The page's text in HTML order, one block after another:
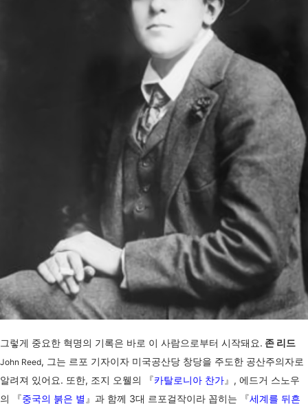
그렇게 중요한 혁명의 기록은 바로 이 사람으로부터 시작돼요. 존 리드
John Reed, 그는 르포 기자이자 미국공산당 창당을 주도한 공산주의자로
알려져 있어요. 또한, 조지 오웰의 『카탈로니아 찬가』, 에드거 스노우
의 『중국의 붉은 별 』과 함께 3대 르포걸작이라 꼽히는 『세계를 뒤흔